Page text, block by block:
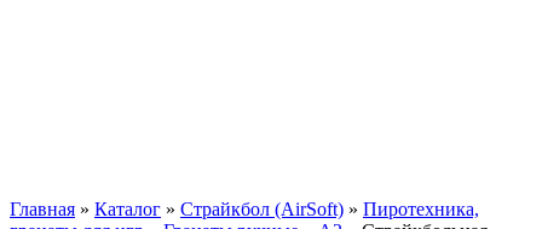
Главная » Каталог » Страйкбол (AirSoft) » Пиротехника,